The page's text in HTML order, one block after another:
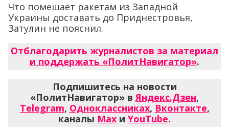
Что помешает ракетам из Западной
Украины доставать до Приднестровья,
Затулин не пояснил.
Отблагодарить журналистов за материал
и поддержать «ПолитНавигатор».
Подпишитесь на новости
«ПолитНавигатор» вЯндекс.Дзен,
Telegram, Одноклассниках, Вконтакте,
каналы Max и YouTube.